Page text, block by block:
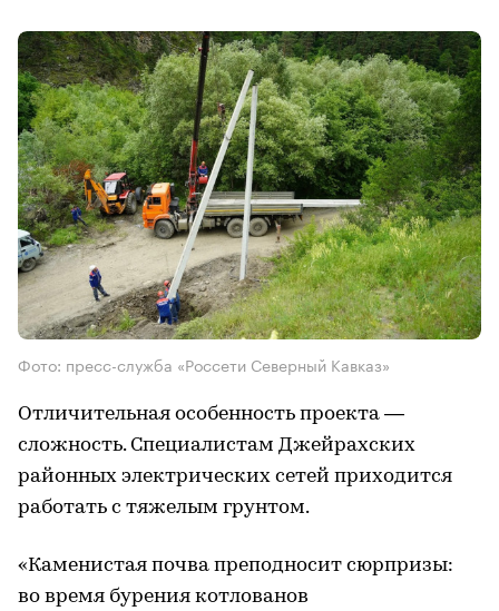
Фото: пресс-служба «Россети Северный Кавказ»
Отличительная особенность проекта —
сложность. Специалистам Джейрахских
районных электрических сетей приходится
работать с тяжелым грунтом.
«Каменистая почва преподносит сюрпризы:
во время бурения котлованов